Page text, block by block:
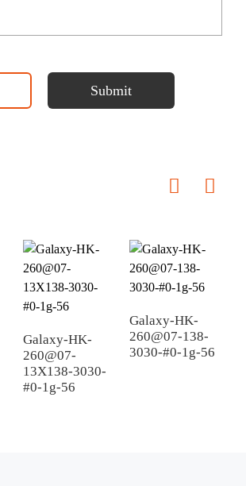
Submit
Galaxy-HK-
260@07-
13X138-3030-
#0-1g-56
Galaxy-HK-
260@07-138-
3030-#0-1g-56